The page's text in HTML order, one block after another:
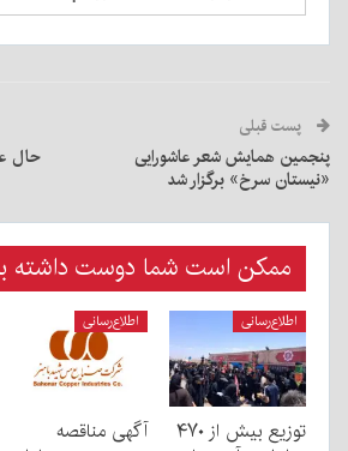
پست قبلی
پنجمین همایش شعر عاشورایی
«نیستان سرخ» برگزار شد
حال
ممکن است شما دوست داشته
اطلاع‌رسانی
توزیع بیش از ۴۷۰
اطلاع‌رسانی
آگهی مناقصه